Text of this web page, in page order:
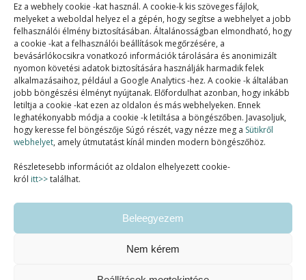
Ez a webhely cookie -kat használ. A cookie-k kis szöveges fájlok,
melyeket a weboldal helyez el a gépén, hogy segítse a webhelyet a jobb
felhasználói élmény biztosításában. Általánosságban elmondható, hogy
a cookie -kat a felhasználói beállítások megőrzésére, a
bevásárlókocsikra vonatkozó információk tárolására és anonimizált
nyomon követési adatok biztosítására használják harmadik felek
alkalmazásaihoz, például a Google Analytics -hez. A cookie -k általában
jobb böngészési élményt nyújtanak. Előfordulhat azonban, hogy inkább
letiltja a cookie -kat ezen az oldalon és más webhelyeken. Ennek
leghatékonyabb módja a cookie -k letiltása a böngészőben. Javasoljuk,
hogy keresse fel böngészője Súgó részét, vagy nézze meg a Sütikről
webhelyet, amely útmutatást kínál minden modern böngészőhöz.
Részletesebb információt az oldalon elhelyezett cookie-
król itt>>találhat.
Beleegyezem
Nem kérem
SZAKMAI TAGSÁGOK: